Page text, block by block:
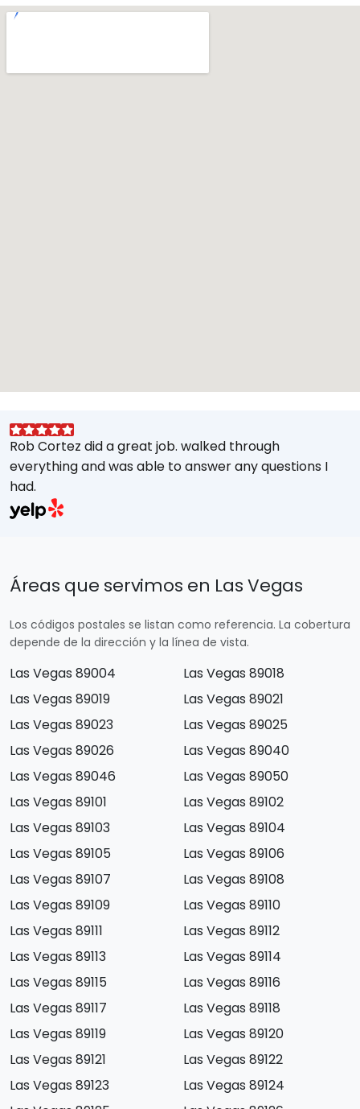
Rob Cortez did a great job. walked through
everything and was able to answer any questions I
had.
Áreas que servimos en Las Vegas
Los códigos postales se listan como referencia. La cobertura
depende de la dirección y la línea de vista.
Las Vegas 89004
Las Vegas 89018
Las Vegas 89019
Las Vegas 89021
Las Vegas 89023
Las Vegas 89025
Las Vegas 89026
Las Vegas 89040
Las Vegas 89046
Las Vegas 89050
Las Vegas 89101
Las Vegas 89102
Las Vegas 89103
Las Vegas 89104
Las Vegas 89105
Las Vegas 89106
Las Vegas 89107
Las Vegas 89108
Las Vegas 89109
Las Vegas 89110
Las Vegas 89111
Las Vegas 89112
Las Vegas 89113
Las Vegas 89114
Las Vegas 89115
Las Vegas 89116
Las Vegas 89117
Las Vegas 89118
Las Vegas 89119
Las Vegas 89120
Las Vegas 89121
Las Vegas 89122
Las Vegas 89123
Las Vegas 89124